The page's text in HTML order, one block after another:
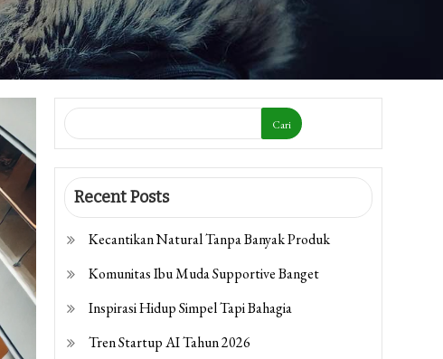
Cari
Recent Posts
Kecantikan Natural Tanpa Banyak Produk
Komunitas Ibu Muda Supportive Banget
Inspirasi Hidup Simpel Tapi Bahagia
Tren Startup AI Tahun 2026